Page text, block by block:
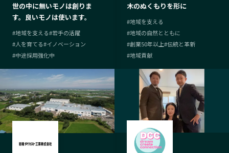
世の中に無いモノは創りま
す。良いモノは使います。
#地域を支える#若手の活躍
#人を育てる#イノベーション
#中途採用強化中
木のぬくもりを形に
#地域を支える
#地域の自然とともに
#創業50年以上#伝統と革新
#地域貢献